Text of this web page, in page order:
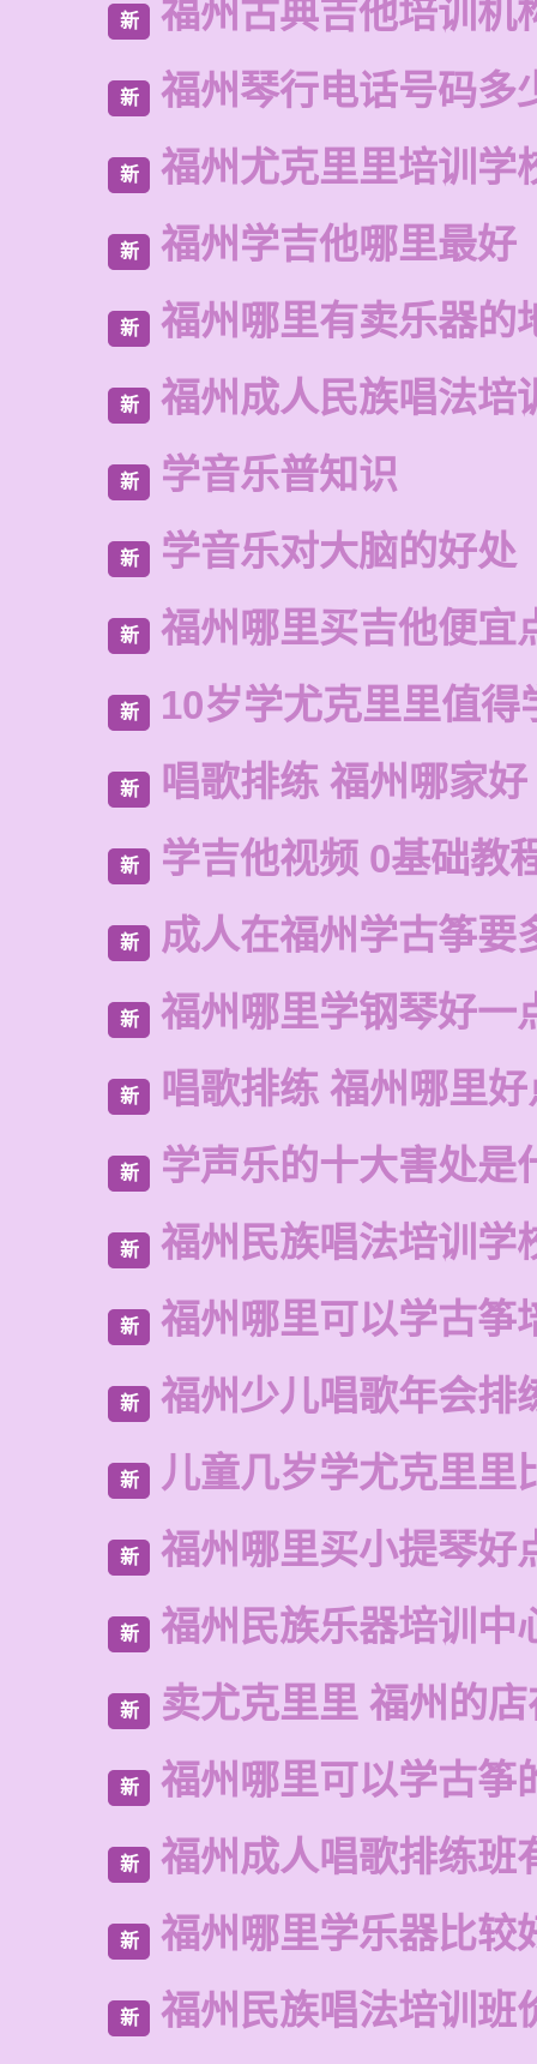
新 福州古典吉他培训机
新 福州琴行电话号码多
新 福州尤克里里培训学
新 福州学吉他哪里最好
新 福州哪里有卖乐器的
新 福州成人民族唱法培
新 学音乐普知识
新 学音乐对大脑的好处
新 福州哪里买吉他便宜
新 10岁学尤克里里值得
新 唱歌排练 福州哪家好
新 学吉他视频 0基础教
新 成人在福州学古筝要
新 福州哪里学钢琴好一
新 唱歌排练 福州哪里好
新 学声乐的十大害处是
新 福州民族唱法培训学
新 福州哪里可以学古筝
新 福州少儿唱歌年会排
新 儿童几岁学尤克里里
新 福州哪里买小提琴好
新 福州民族乐器培训中
新 卖尤克里里 福州的
新 福州哪里可以学古筝
新 福州成人唱歌排练班
新 福州哪里学乐器比较
新 福州民族唱法培训班